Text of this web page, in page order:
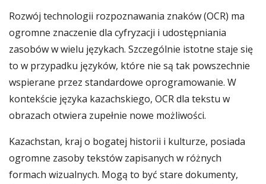
Rozwój technologii rozpoznawania znaków (OCR) ma
ogromne znaczenie dla cyfryzacji i udostępniania
zasobów w wielu językach. Szczególnie istotne staje się
to w przypadku języków, które nie są tak powszechnie
wspierane przez standardowe oprogramowanie. W
kontekście języka kazachskiego, OCR dla tekstu w
obrazach otwiera zupełnie nowe możliwości.
Kazachstan, kraj o bogatej historii i kulturze, posiada
ogromne zasoby tekstów zapisanych w różnych
formach wizualnych. Mogą to być stare dokumenty,